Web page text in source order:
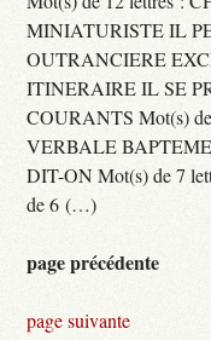
MINIATURISTE IL
OUTRANCIERE
ITINERAIRE IL SE
COURANTS Mot(s)
VERBALE
DIT-ON Mot(s) de 7
de 6 (…)
page précédente
page suivante